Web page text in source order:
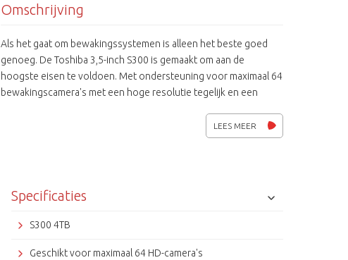
Omschrijving
Als het gaat om bewakingssystemen is alleen het beste goed
genoeg. De Toshiba 3,5-inch S300 is gemaakt om aan de
hoogste eisen te voldoen. Met ondersteuning voor maximaal 64
bewakingscamera's met een hoge resolutie tegelijk en een
gebouwd met componenten van de hoogste kwaliteit en heeft
strenge tests doorstaan om 24x7 betrouwbaarheid en
LEES MEER
Specificaties
S300 4TB
Geschikt voor maximaal 64 HD-camera's